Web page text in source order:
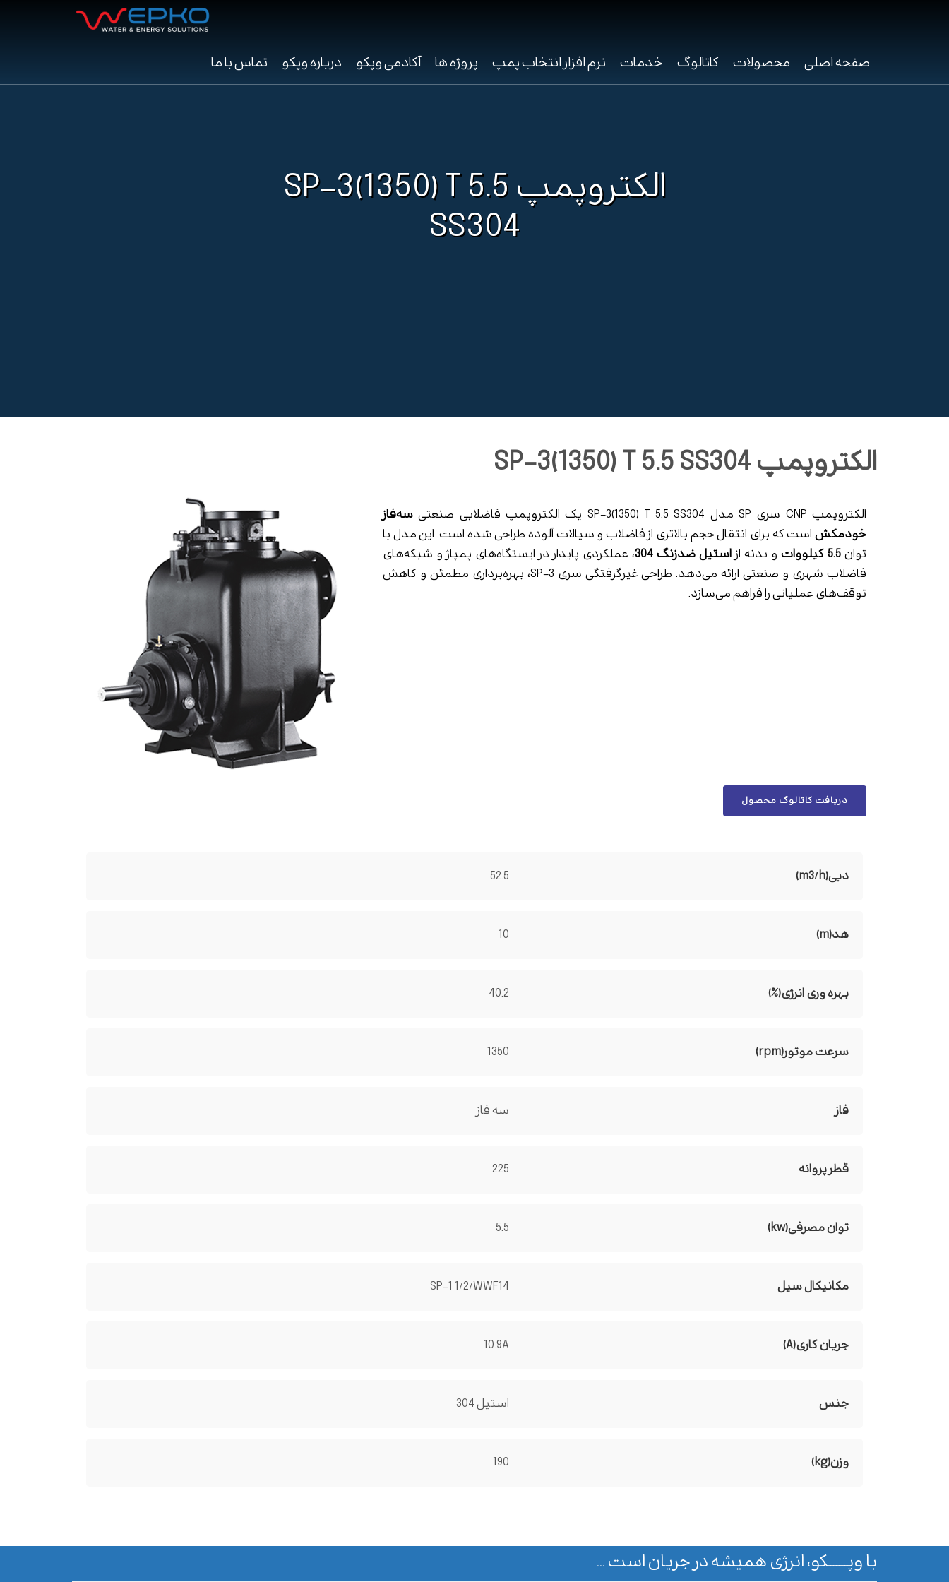
صفحه اصلی محصولات کاتالوگ خدمات نرم افزار انتخاب پمپ پروژه ها آکادمی وپکو درباره وپکو تماس با ما
الکتروپمپ SP-3(1350) T 5.5
SS304
الکتروپمپ SP-3(1350) T 5.5 SS304
الکتروپمپ CNP سری SP مدل SP-3(1350) T 5.5 SS304 یک الکتروپمپ فاضلابی صنعتی
سه‌فاز
خودمکشاست که برای انتقال حجم بالاتری از فاضلاب و سیالات آلوده طراحی شده است. این مدل با
توان5.5 کیلووات و بدنه ازاستیل ضدزنگ 304
، عملکردی پایدار در ایستگاه‌های پمپاژ و شبکه‌های
فاضلاب شهری و صنعتی ارائه می‌دهد. طراحی غیرگرفتگی سری SP-3، بهره‌برداری مطمئن و کاهش
توقف‌های عملیاتی را فراهم می‌سازد.
دریافت کاتالوگ محصول
دبی(m3/h) 52.5
هد(m) 10
بهره وری انرژی(%) 40.2
سرعت موتور(rpm) 1350
فاز سه فاز
قطر پروانه 225
توان مصرفی(kw) 5.5
مکانیکال سیل SP-1 1/2/WWF14
جریان کاری(A) 10.9A
جنس استیل 304
وزن(kg) 190
با وپـــــــکو، انرژی همیشه در جریان است ...